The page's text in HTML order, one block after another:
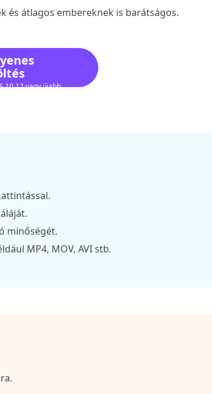
és átlagos embereknek is barátságos.
10.12 vagy újabb
minőségét.
MP4, MOV, AVI stb.